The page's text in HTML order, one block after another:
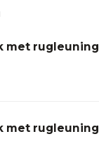
met rugleuning
met rugleuning